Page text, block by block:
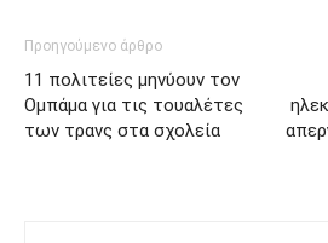
Προηγούμενο άρθρο
11 πολιτείες μηνύουν τον
Ομπάμα για τις τουαλέτες
των τρανς στα σχολεία